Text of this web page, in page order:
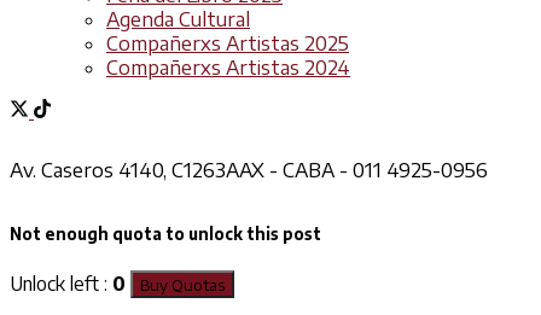
Agenda Cultural
Compañerxs Artistas 2025
Compañerxs Artistas 2024
Av. Caseros 4140, C1263AAX - CABA - 011 4925-0956
Not enough quota to unlock this post
Unlock left : 0 Buy Quotas